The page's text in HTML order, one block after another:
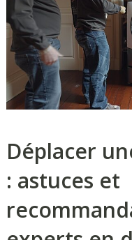
Déplacer
: astuces et